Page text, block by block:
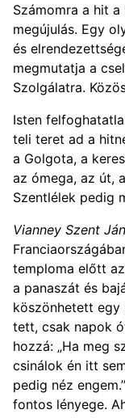
Számomra a hit
megújulás. Egy
és
megmutatja a
Szolgálatra.
Isten
teli teret ad a
a Golgota, a
az ómega, az út,
Szentlélek pedig
Vianney Szent
temploma előtt
a panaszát és
köszönhetett egy
tett, csak napok
hozzá: „Ha meg
csinálok én itt
pedig néz
fontos lényege.